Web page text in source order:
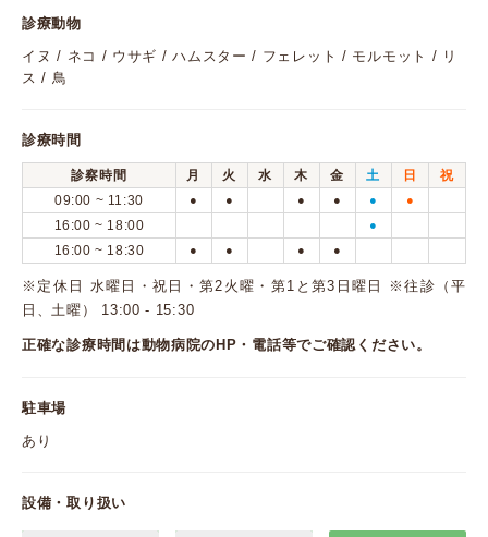
診療動物
イヌ / ネコ / ウサギ / ハムスター / フェレット / モルモット / リ
ス / 鳥
診療時間
診察時間 月 火 水 木 金 土 日
祝
09:00 ~ 11:30
● ● ● ● ● ●
16:00 ~ 18:00 ●
16:00 ~ 18:30 ● ● ● ●
※定休日 水曜日・祝日・第2火曜・第1と第3日曜日 ※往診（平
日、土曜） 13:00 - 15:30
正確な診療時間は動物病院のHP・電話等でご確認ください。
駐車場
あり
設備・取り扱い